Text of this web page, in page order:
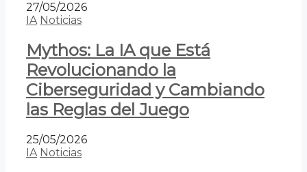
27/05/2026
IA Noticias
Mythos: La IA que Está
Revolucionando la
Ciberseguridad y Cambiando
las Reglas del Juego
25/05/2026
IA Noticias